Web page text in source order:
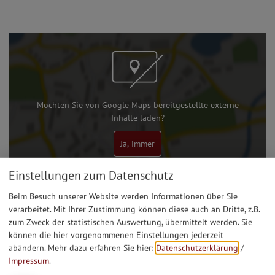
Möchten Sie von Google Maps bereitgestellte externe
Inhalte laden?
Ja, immer
Ort
Kath. Filialkirche St. Klemens
Krut
Zum Birktal 7 85110 Kipfenberg
Tel.: 08406 918555-10
schelldorf@bistum-eichstaett.de
www.bistum-eichstaett.de/pfarrei/schelldorf
vCardGPS:
Einstellungen zum Datenschutz
Beim Besuch unserer Website werden Informationen über Sie
verarbeitet. Mit Ihrer Zustimmung können diese auch an Dritte, z.B.
zum Zweck der statistischen Auswertung, übermittelt werden. Sie
können die hier vorgenommenen Einstellungen jederzeit
abändern. Mehr dazu erfahren Sie hier: Datenschutzerklärung /
Impressum.